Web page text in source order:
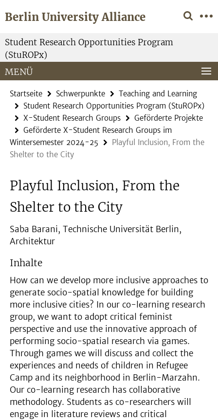
direkt
Inhalt
Berlin University Alliance
Service-
Navigation
Student Research Opportunities Program
(StuROPx)
MENÜ
Startseite Schwerpunkte
Teaching and Learning
Student Research Opportunities Program (StuROPx)
X-Student Research Groups
Geförderte Projekte
Geförderte X-Student Research Groups im
Wintersemester 2024-25
Playful Inclusion, From the
Shelter to the City
Playful Inclusion, From the
Shelter to the City
Saba Barani, Technische Universität Berlin,
Architektur
Inhalte
How can we develop more inclusive approaches to
generate socio-spatial knowledge for building
more inclusive cities? In our co-learning research
group, we want to adopt critical feminist
perspective and use the innovative approach of
performing socio-spatial research via games.
Through games we will discuss and collect the
experiences and needs of children in Refugee
Camp and its neighborhood in Berlin-Marzahn.
Our co-learning research has collaborative
methodology. Students as co-researchers will
engage in literature reviews and critical